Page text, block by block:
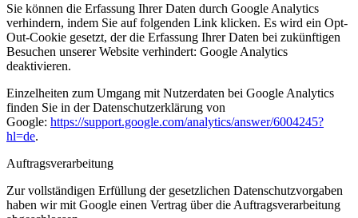
Sie können die Erfassung Ihrer Daten durch Google Analytics
verhindern, indem Sie auf folgenden Link klicken. Es wird ein Opt-
Out-Cookie gesetzt, der die Erfassung Ihrer Daten bei zukünftigen
Besuchen unserer Website verhindert: Google Analytics
deaktivieren.
Einzelheiten zum Umgang mit Nutzerdaten bei Google Analytics
finden Sie in der Datenschutzerklärung von
Google: https://support.google.com/analytics/answer/6004245?
hl=de.
Auftragsverarbeitung
Zur vollständigen Erfüllung der gesetzlichen Datenschutzvorgaben
haben wir mit Google einen Vertrag über die Auftragsverarbeitung